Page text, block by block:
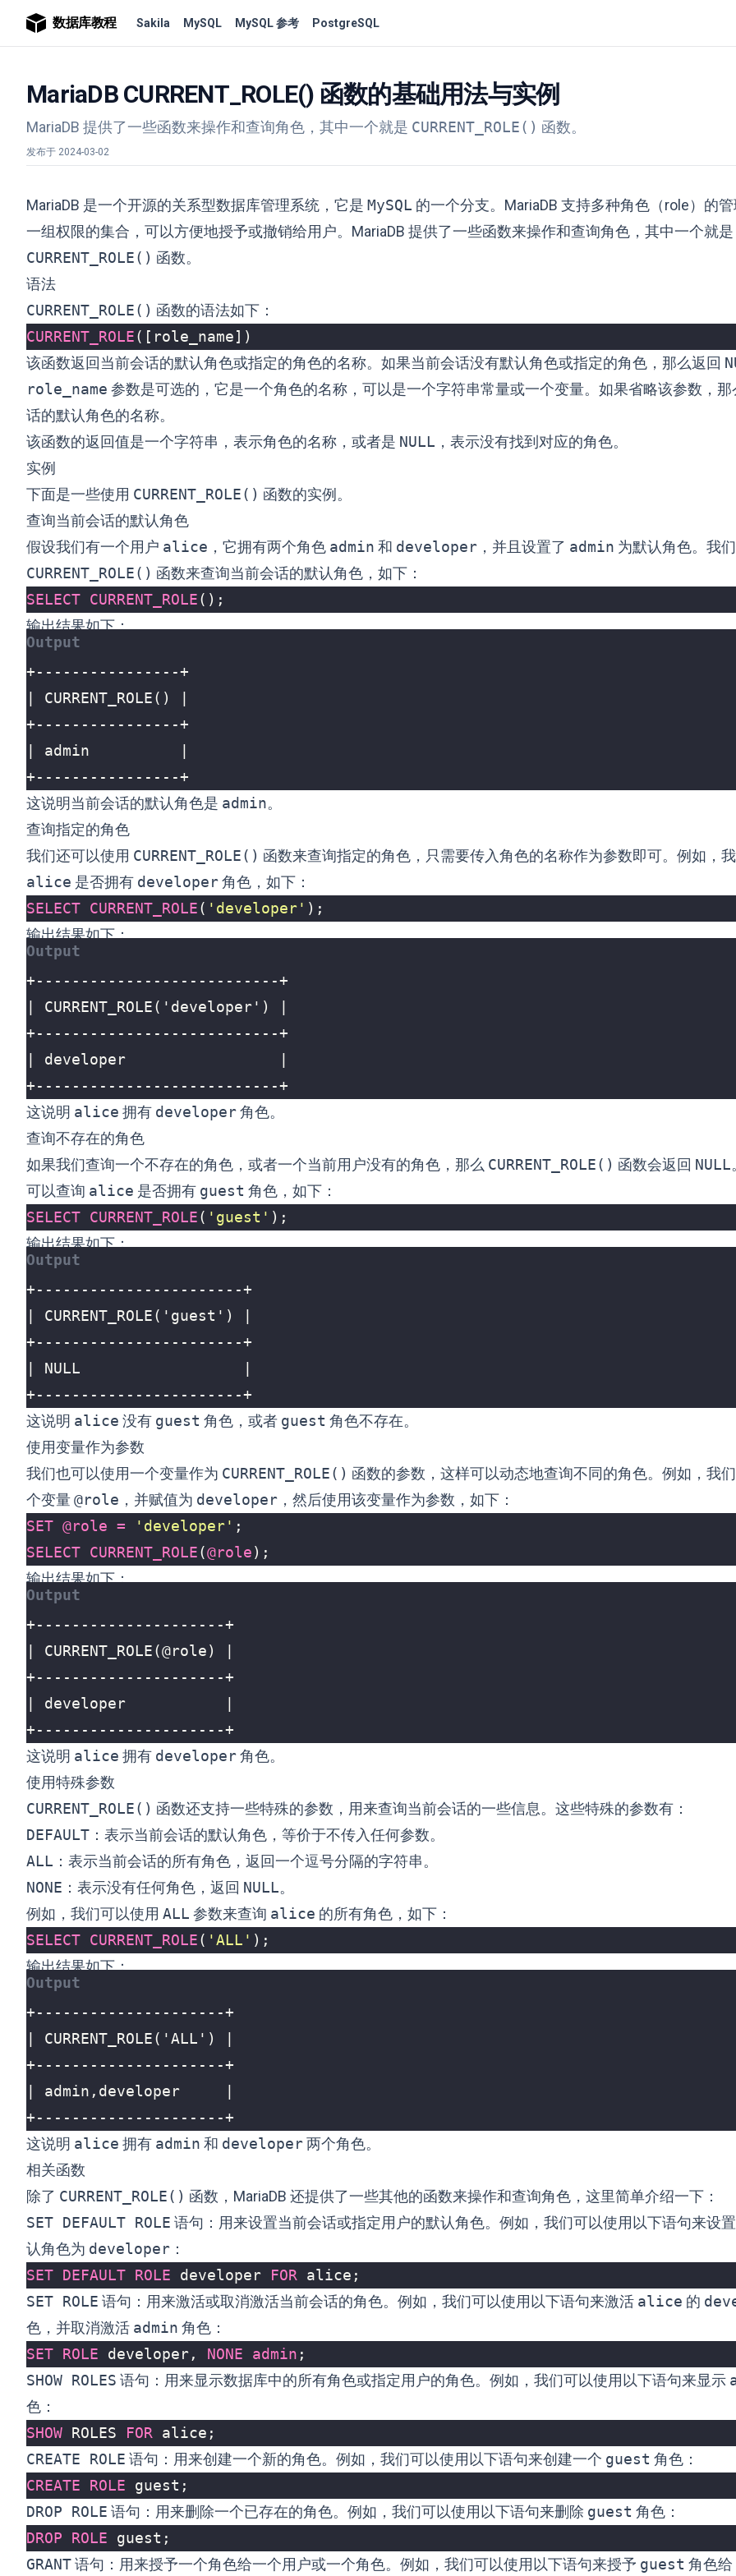
数据库教程 Sakila MySQL MySQL 参考 PostgreSQL
MariaDB CURRENT_ROLE() 函数的基础用法与实例
MariaDB 提供了一些函数来操作和查询角色，其中一个就是 CURRENT_ROLE() 函数。
发布于 2024-03-02
MariaDB 是一个开源的关系型数据库管理系统，它是 MySQL 的一个分支。MariaDB 支持多种角色（role）的
一组权限的集合，可以方便地授予或撤销给用户。MariaDB 提供了一些函数来操作和查询角色，其中一个就是
CURRENT_ROLE() 函数。
语法
CURRENT_ROLE() 函数的语法如下：
CURRENT_ROLE([ role_name])
该函数返回当前会话的默认角色或指定的角色的名称。如果当前会话没有默认角色或指定的角色，那么返回
role_name 参数是可选的，它是一个角色的名称，可以是一个字符串常量或一个变量。如果省略该参数，
话的默认角色的名称。
该函数的返回值是一个字符串，表示角色的名称，或者是 NULL ，表示没有找到对应的角色。
实例
下面是一些使用 CURRENT_ROLE() 函数的实例。
查询当前会话的默认角色
假设我们有一个用户 alice ，它拥有两个角色 admin 和 developer ，并且设置了 admin 为默认角色。我
CURRENT_ROLE() 函数来查询当前会话的默认角色，如下：
SELECT CURRENT_ROLE();
输出结果如下：
+----------------+
这说明当前会话的默认角色是 admin。
查询指定的角色
我们还可以使用 CURRENT_ROLE() 函数来查询指定的角色，只需要传入角色的名称作为参数即可。例如，
alice 是否拥有 developer角色，如下：
SELECT CURRENT_ROLE( 'developer' );
输出结果如下：
+---------------------------+
这说明 alice 拥有 developer角色。
查询不存在的角色
如果我们查询一个不存在的角色，或者一个当前用户没有的角色，那么 CURRENT_ROLE() 函数会返回 NULL
可以查询 alice 是否拥有 guest 角色，如下：
SELECT CURRENT_ROLE( 'guest' );
输出结果如下：
+-----------------------+
这说明 alice 没有 guest 角色，或者 guest 角色不存在。
使用变量作为参数
我们也可以使用一个变量作为 CURRENT_ROLE() 函数的参数，这样可以动态地查询不同的角色。例如，我
个变量@role ，并赋值为 developer ，然后使用该变量作为参数，如下：
SET @role = 'developer' ;
SELECT CURRENT_ROLE(@role);
输出结果如下：
+---------------------+
这说明 alice 拥有 developer角色。
使用特殊参数
CURRENT_ROLE() 函数还支持一些特殊的参数，用来查询当前会话的一些信息。这些特殊的参数有：
DEFAULT ：表示当前会话的默认角色，等价于不传入任何参数。
ALL ：表示当前会话的所有角色，返回一个逗号分隔的字符串。
NONE ：表示没有任何角色，返回 NULL。
例如，我们可以使用 ALL 参数来查询 alice 的所有角色，如下：
SELECT CURRENT_ROLE( 'ALL' );
输出结果如下：
+---------------------+
这说明 alice 拥有 admin 和 developer两个角色。
相关函数
除了 CURRENT_ROLE() 函数，MariaDB 还提供了一些其他的函数来操作和查询角色，这里简单介绍一下：
SET DEFAULT ROLE 语句：用来设置当前会话或指定用户的默认角色。例如，我们可以使用以下语句来设置
认角色为 developer ：
SET DEFAULT ROLE developer FOR alice ;
SET ROLE 语句：用来激活或取消激活当前会话的角色。例如，我们可以使用以下语句来激活 alice 的
色，并取消激活 admin 角色：
SET ROLE developer, NONE admin ;
SHOW ROLES 语句：用来显示数据库中的所有角色或指定用户的角色。例如，我们可以使用以下语句来显示
色：
SHOW ROLES FOR alice ;
CREATE ROLE 语句：用来创建一个新的角色。例如，我们可以使用以下语句来创建一个 guest 角色：
CREATE
ROLE guest ;
DROP ROLE 语句：用来删除一个已存在的角色。例如，我们可以使用以下语句来删除 guest 角色：
DROP
ROLE guest ;
GRANT语句：用来授予一个角色给一个用户或一个角色。例如，我们可以使用以下语句来授予 guest 角色给